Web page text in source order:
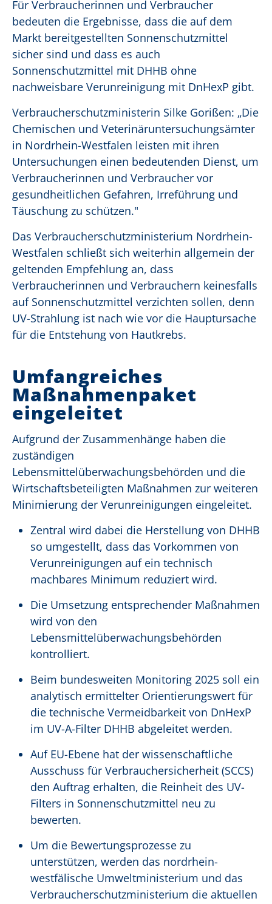
Für Verbraucherinnen und Verbraucher
bedeuten die Ergebnisse, dass die auf dem
Markt bereitgestellten Sonnenschutzmittel
sicher sind und dass es auch
Sonnenschutzmittel mit DHHB ohne
nachweisbare Verunreinigung mit DnHexP gibt.
Verbraucherschutzministerin Silke Gorißen: „Die
Chemischen und Veterinäruntersuchungsämter
in Nordrhein-Westfalen leisten mit ihren
Untersuchungen einen bedeutenden Dienst, um
Verbraucherinnen und Verbraucher vor
gesundheitlichen Gefahren, Irreführung und
Täuschung zu schützen."
Das Verbraucherschutzministerium Nordrhein-
Westfalen schließt sich weiterhin allgemein der
geltenden Empfehlung an, dass
Verbraucherinnen und Verbrauchern keinesfalls
auf Sonnenschutzmittel verzichten sollen, denn
UV-Strahlung ist nach wie vor die Hauptursache
für die Entstehung von Hautkrebs.
Umfangreiches
Maßnahmenpaket
eingeleitet
Aufgrund der Zusammenhänge haben die
zuständigen
Lebensmittelüberwachungsbehörden und die
Wirtschaftsbeteiligten Maßnahmen zur weiteren
Minimierung der Verunreinigungen eingeleitet.
Zentral wird dabei die Herstellung von DHHB
so umgestellt, dass das Vorkommen von
Verunreinigungen auf ein technisch
machbares Minimum reduziert wird.
Die Umsetzung entsprechender Maßnahmen
wird von den
Lebensmittelüberwachungsbehörden
kontrolliert.
Beim bundesweiten Monitoring 2025 soll ein
analytisch ermittelter Orientierungswert für
die technische Vermeidbarkeit von DnHexP
im UV-A-Filter DHHB abgeleitet werden.
Auf EU-Ebene hat der wissenschaftliche
Ausschuss für Verbrauchersicherheit (SCCS)
den Auftrag erhalten, die Reinheit des UV-
Filters in Sonnenschutzmittel neu zu
bewerten.
Um die Bewertungsprozesse zu
unterstützen, werden das nordrhein-
westfälische Umweltministerium und das
Verbraucherschutzministerium die aktuellen